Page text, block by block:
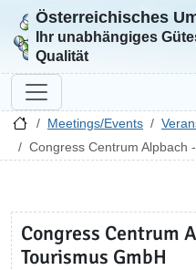
Zur Startseite
Österreichisches
Ihr unabhängiges
Qualität
Meetings/Events
Congress Centrum Alpbach
Congress Centrum
Tourismus GmbH